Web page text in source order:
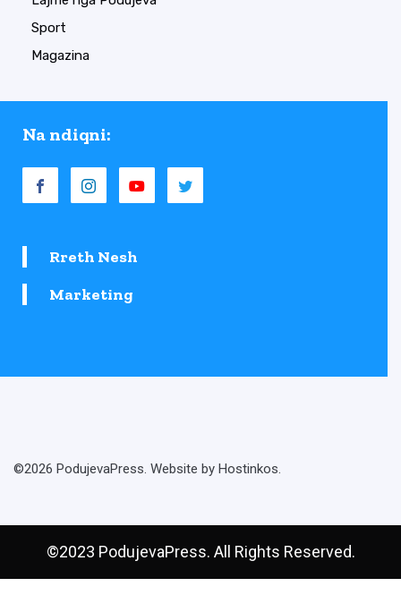
Sport
Magazina
Na ndiqni:
Rreth Nesh
Marketing
©2026 PodujevaPress. Website by Hostinkos.
©2023 PodujevaPress. All Rights Reserved.